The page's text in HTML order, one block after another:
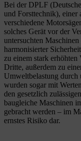
Bei der DPLF
und Forsttechnik), einer
verschiedene
solches Gerät vor der
untersuchten
harmonisierter
zu einem stark
Dritte, außerdem zu
Umweltbelastung durch
wurden sogar mit
den gesetzlich
baugleiche Maschinen
gebracht werden – im
ernstes Risiko dar.